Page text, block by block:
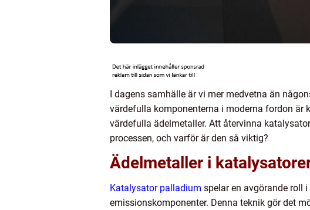
I dagens samhälle är vi mer medvetna än
värdefulla komponenterna i moderna fordon
värdefulla ädelmetaller. Att återvinna
processen, och varför är den så viktig?
Ädelmetaller i
Katalysator palladium spelar en avgörande roll
emissionskomponenter. Denna teknik gör det